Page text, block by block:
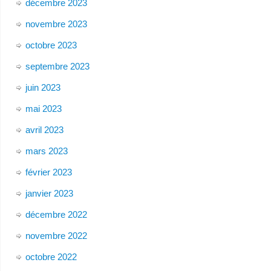
décembre 2023
novembre 2023
octobre 2023
septembre 2023
juin 2023
mai 2023
avril 2023
mars 2023
février 2023
janvier 2023
décembre 2022
novembre 2022
octobre 2022